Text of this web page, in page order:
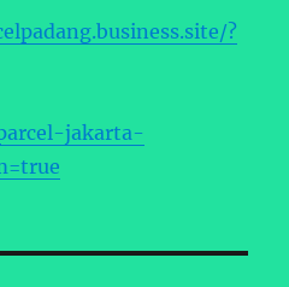
?
jakarta-